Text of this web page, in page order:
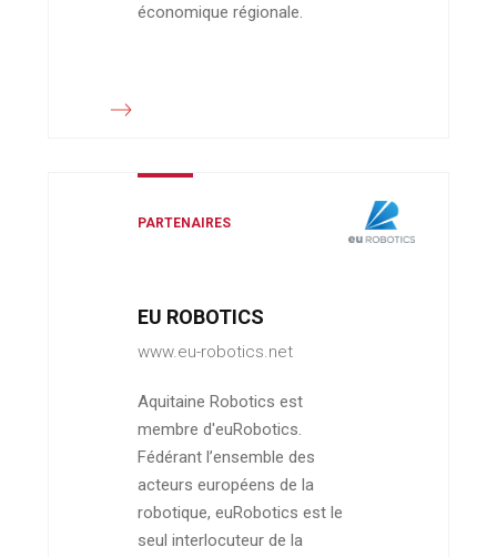
économique régionale.
PARTENAIRES
EU ROBOTICS
www.eu-robotics.net
Aquitaine Robotics est
membre d'euRobotics.
Fédérant l’ensemble des
acteurs européens de la
robotique, euRobotics est le
seul interlocuteur de la